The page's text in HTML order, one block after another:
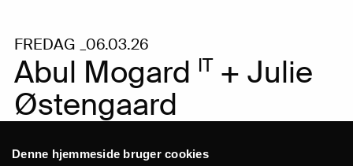
Denne hjemmeside bruger cookies
FREDAG _06.03.26
Abul Mogard IT+ Julie
Østengaard
frekvenser og glitrende overtoner